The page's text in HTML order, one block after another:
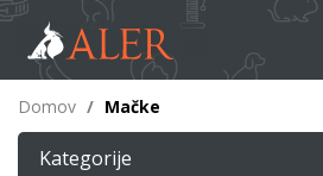
Domov / Mačke
Kategorije